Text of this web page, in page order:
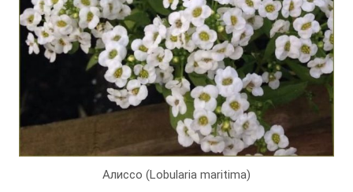
Алиссо (Lobularia maritima)